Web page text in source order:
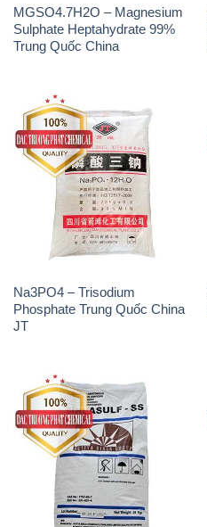
MGSO4.7H2O – Magnesium
Sulphate Heptahydrate 99%
Trung Quốc China
Na3PO4 – Trisodium
Phosphate Trung Quốc China
JT